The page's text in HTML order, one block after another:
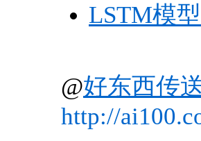
LSTM模
@好东西传
http://